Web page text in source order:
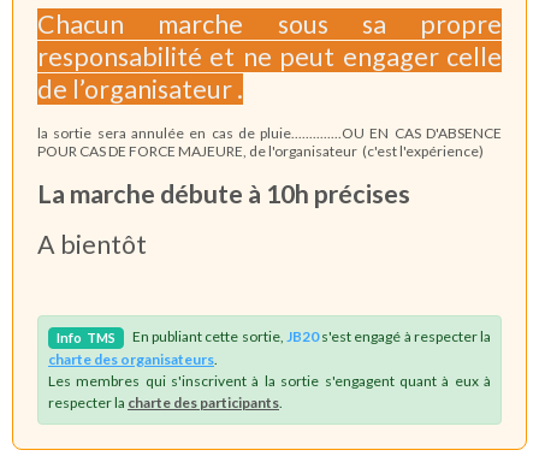
Chacun marche sous sa propre
responsabilité et ne peut engager celle
de l’organisateur .
la sortie sera annulée en cas de pluie..............OU EN CAS D'ABSENCE
POUR CAS DE FORCE MAJEURE, de l'organisateur (c'est l'expérience)
La marche débute à 10h précises
A bientôt
Info TMS En publiant cette sortie, JB20s'est engagé à respecter la
charte des organisateurs
Les membres qui s'inscrivent à la sortie s'engagent quant à eux à
respecter la charte des participants